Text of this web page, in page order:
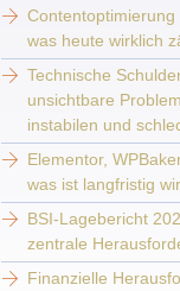
Contentoptimierung
was heute wirklich
Technische
unsichtbare
instabilen und
Elementor,
was ist langfristig
BSI-Lagebericht
zentrale
Finanzielle